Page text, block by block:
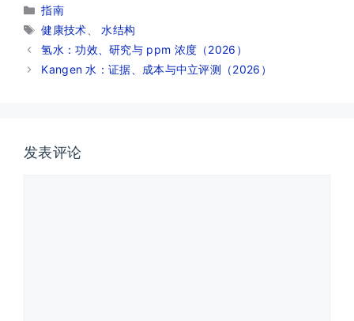
分
类
指南
标
签
健康技术 、水结构
氢水：功效、研究与 ppm 浓度（2026）
Kangen 水：证据、成本与中立评测（2026）
发表评论